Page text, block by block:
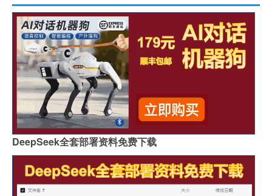
DeepSeek全套部署资料免费下载